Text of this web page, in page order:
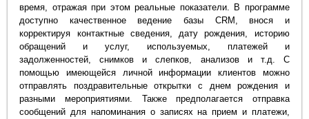
время, отражая при этом реальные показатели. В программе
доступно качественное ведение базы CRM, внося и
корректируя контактные сведения, дату рождения, историю
обращений и услуг, используемых, платежей и
задолженностей, снимков и слепков, анализов и т.д. С
помощью имеющейся личной информации клиентов можно
отправлять поздравительные открытки с днем рождения и
разными мероприятиями. Также предполагается отправка
сообщений для напоминания о записях на прием и платежи,